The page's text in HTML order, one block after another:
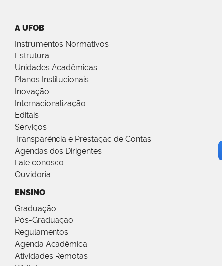
A UFOB
Instrumentos Normativos
Estrutura
Unidades Acadêmicas
Planos Institucionais
Inovação
Internacionalização
Editais
Serviços
Transparência e Prestação de Contas
Agendas dos Dirigentes
Fale conosco
Ouvidoria
ENSINO
Graduação
Pós-Graduação
Regulamentos
Agenda Acadêmica
Atividades Remotas